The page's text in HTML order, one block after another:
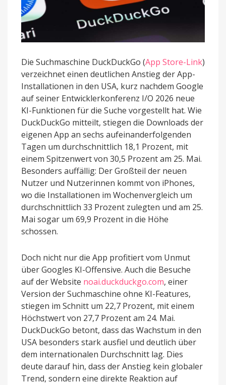
Die Suchmaschine DuckDuckGo (App Store-Link)
verzeichnet einen deutlichen Anstieg der App-
Installationen in den USA, kurz nachdem Google
auf seiner Entwicklerkonferenz I/O 2026 neue
KI-Funktionen für die Suche vorgestellt hat. Wie
DuckDuckGo mitteilt, stiegen die Downloads der
eigenen App an sechs aufeinanderfolgenden
Tagen um durchschnittlich 18,1 Prozent, mit
einem Spitzenwert von 30,5 Prozent am 25. Mai.
Besonders auffällig: Der Großteil der neuen
Nutzer und Nutzerinnen kommt von iPhones,
wo die Installationen im Wochenvergleich um
durchschnittlich 33 Prozent zulegten und am 25.
Mai sogar um 69,9 Prozent in die Höhe
schossen.
Doch nicht nur die App profitiert vom Unmut
über Googles KI-Offensive. Auch die Besuche
auf der Website noai.duckduckgo.com, einer
Version der Suchmaschine ohne KI-Features,
stiegen im Schnitt um 22,7 Prozent, mit einem
Höchstwert von 27,7 Prozent am 24. Mai.
DuckDuckGo betont, dass das Wachstum in den
USA besonders stark ausfiel und deutlich über
dem internationalen Durchschnitt lag. Dies
deute darauf hin, dass der Anstieg kein globaler
Trend, sondern eine direkte Reaktion auf